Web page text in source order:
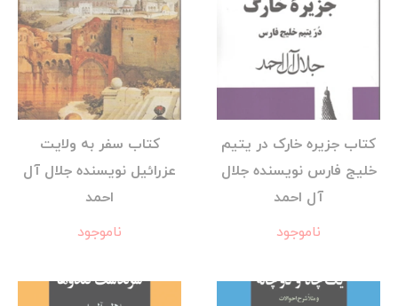
کتاب جزیره خارک در یتیم
خلیج فارس نویسنده جلال
آل احمد
ناموجود
کتاب سفر به ولایت
عزرائیل نویسنده جلال آل
احمد
ناموجود